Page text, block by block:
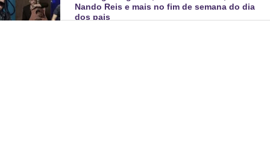
Nando Reis e mais no fim de semana do dia
dos pais